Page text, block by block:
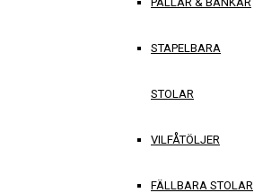
STAPELBARA
STOLAR
VILFÅTÖLJER
FÄLLBARA STOLAR